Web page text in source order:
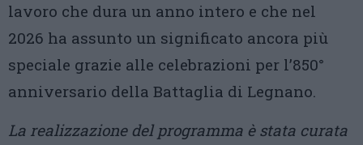
lavoro che dura un anno intero e che nel
2026 ha assunto un significato ancora più
speciale grazie alle celebrazioni per l’850°
anniversario della Battaglia di Legnano.
La realizzazione del programma è stata curata